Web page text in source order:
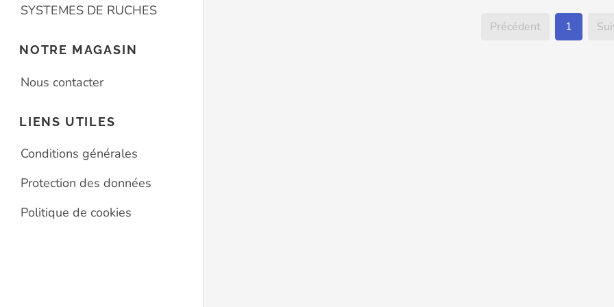
SYSTEMES DE RUCHES
NOTRE MAGASIN
Nous contacter
LIENS UTILES
Conditions générales
Protection des données
Politique de cookies
Précédent 1